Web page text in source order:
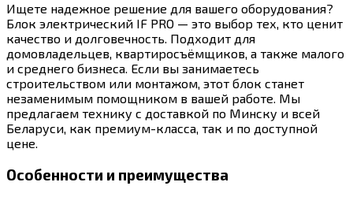
Ищете надежное решение для вашего оборудования?
Блок электрический IF PRO — это выбор тех, кто ценит
качество и долговечность. Подходит для
домовладельцев, квартиросъёмщиков, а также малого
и среднего бизнеса. Если вы занимаетесь
строительством или монтажом, этот блок станет
незаменимым помощником в вашей работе. Мы
предлагаем технику с доставкой по Минску и всей
Беларуси, как премиум-класса, так и по доступной
цене.
Особенности и преимущества